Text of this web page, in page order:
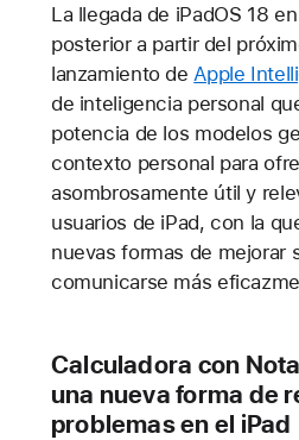
La llegada de iPadOS 18
posterior a partir del
lanzamiento de Apple
de inteligencia personal
potencia de los modelos
contexto personal para
asombrosamente útil y
usuarios de iPad, con la
nuevas formas de mejorar
comunicarse más
Calculadora con
una nueva forma de
problemas en el iPad